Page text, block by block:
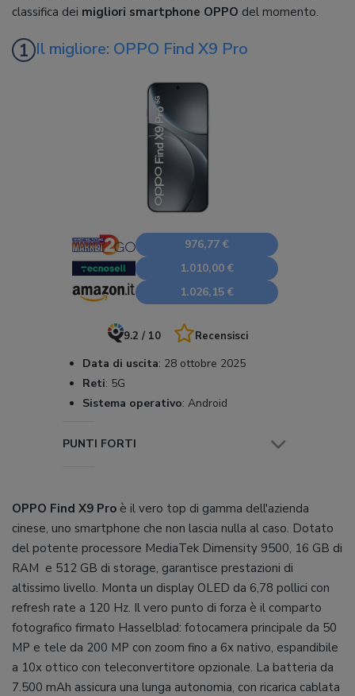
classifica dei migliori smartphone OPPO del momento.
Il migliore: OPPO Find X9 Pro
976,77 €
1.010,00 €
1.026,15 €
9.2 / 10 Recensisci
Data di uscita: 28 ottobre 2025
Reti: 5G
Sistema operativo: Android
PUNTI FORTI
OPPO Find X9 Pro è il vero top di gamma dell'azienda
cinese, uno smartphone che non lascia nulla al caso. Dotato
del potente processore MediaTek Dimensity 9500, 16 GB di
RAM e 512 GB di storage, garantisce prestazioni di
altissimo livello. Monta un display OLED da 6,78 pollici con
refresh rate a 120 Hz. Il vero punto di forza è il comparto
fotografico firmato Hasselblad: fotocamera principale da 50
MP e tele da 200 MP con zoom fino a 6x nativo, espandibile
a 10x ottico con teleconvertitore opzionale. La batteria da
7.500 mAh assicura una lunga autonomia, con ricarica cablata